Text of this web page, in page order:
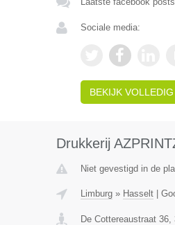
Sociale media:
BEKIJK VOLLEDIG
Drukkerij
Niet gevestigd in de
Limburg» Hasselt|
De Cottereaustraat 36,